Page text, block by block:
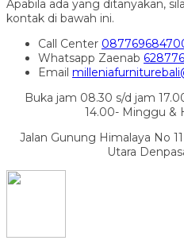
Apabila ada yang ditanyakan,
kontak di bawah ini.
Call Center
Whatsapp Zaenab
Email
Buka jam 08.30 s/d jam
14.00- Minggu &
Jalan Gunung Himalaya No
Utara